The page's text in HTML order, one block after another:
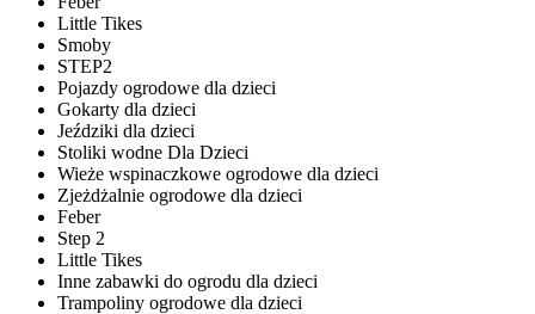
Little Tikes
Smoby
STEP2
Pojazdy ogrodowe dla dzieci
Gokarty dla dzieci
Jeździki dla dzieci
Stoliki wodne Dla Dzieci
Wieże wspinaczkowe ogrodowe dla dzieci
Zjeżdżalnie ogrodowe dla dzieci
Feber
Step 2
Little Tikes
Inne zabawki do ogrodu dla dzieci
Trampoliny ogrodowe dla dzieci